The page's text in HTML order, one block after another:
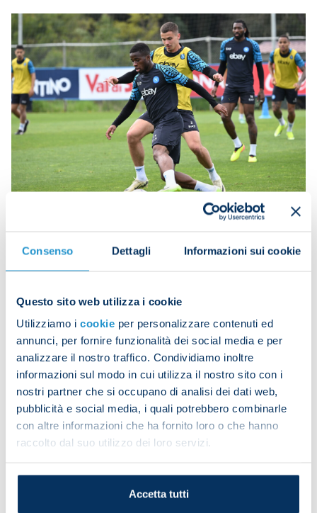
Consenso Dettagli Informazioni sui cookie
Questo sito web utilizza i cookie
Utilizziamo i cookie per personalizzare contenuti ed
annunci, per fornire funzionalità dei social media e per
analizzare il nostro traffico. Condividiamo inoltre
informazioni sul modo in cui utilizza il nostro sito con i
nostri partner che si occupano di analisi dei dati web,
pubblicità e social media, i quali potrebbero combinarle
con altre informazioni che ha fornito loro o che hanno
raccolto dal suo utilizzo dei loro servizi.
Accetta tutti
Activations and strength work in the gym were the
they took part in technical drills and played out a
small-sided match.